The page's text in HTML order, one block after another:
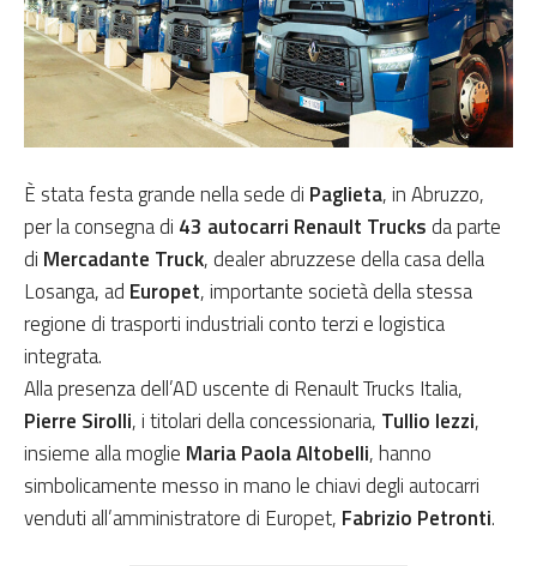
È stata festa grande nella sede di Paglieta, in Abruzzo,
per la consegna di 43 autocarri Renault Trucks da parte
di Mercadante Truck, dealer abruzzese della casa della
Losanga, ad Europet, importante società della stessa
regione di trasporti industriali conto terzi e logistica
integrata.
Alla presenza dell’AD uscente di Renault Trucks Italia,
Pierre Sirolli, i titolari della concessionaria, Tullio Iezzi,
insieme alla moglie Maria Paola Altobelli, hanno
simbolicamente messo in mano le chiavi degli autocarri
venduti all’amministratore di Europet, Fabrizio Petronti.